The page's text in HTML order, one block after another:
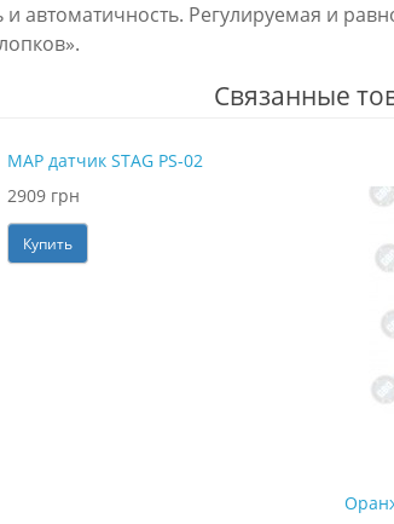
автоматичность. Регулируемая и
Связанные
MAP датчик STAG PS-02
2909 грн
Купить